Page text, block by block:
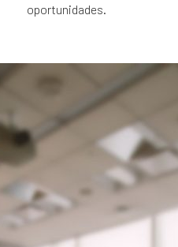
oportunidades.